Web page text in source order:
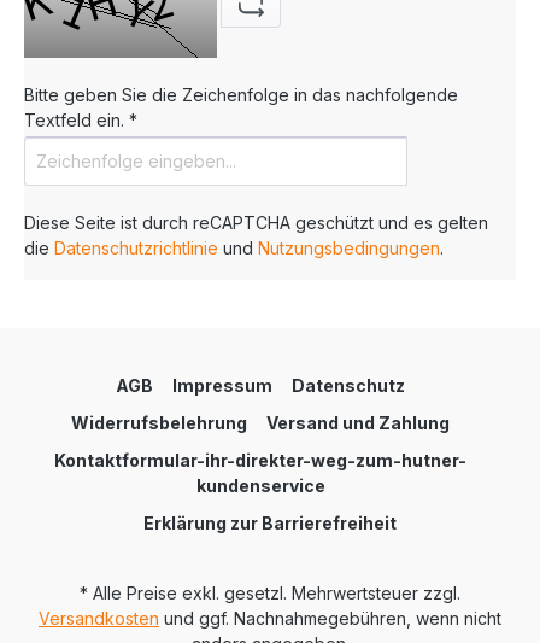
Bitte geben Sie die Zeichenfolge in das nachfolgende
Textfeld ein. *
Diese Seite ist durch reCAPTCHA geschützt und es gelten
die Datenschutzrichtlinie und Nutzungsbedingungen.
AGB Impressum
Datenschutz
Widerrufsbelehrung
Versand und Zahlung
Kontaktformular-ihr-direkter-weg-zum-hutner-
kundenservice
Erklärung zur Barrierefreiheit
* Alle Preise exkl. gesetzl. Mehrwertsteuer zzgl.
Versandkosten und ggf. Nachnahmegebühren, wenn nicht